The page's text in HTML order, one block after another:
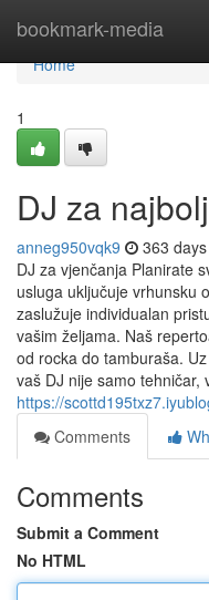
bookmark-media
Home
Home
1
DJ za
anneg950vqk9 363
DJ za vjenčanja Planirate
usluga uključuje vrhunsku
zaslužuje individualan
vašim željama. Naš
od rocka do tamburaša.
vaš DJ nije samo tehničar,
https://
Comments
Comments
Submit a Comment
No HTML